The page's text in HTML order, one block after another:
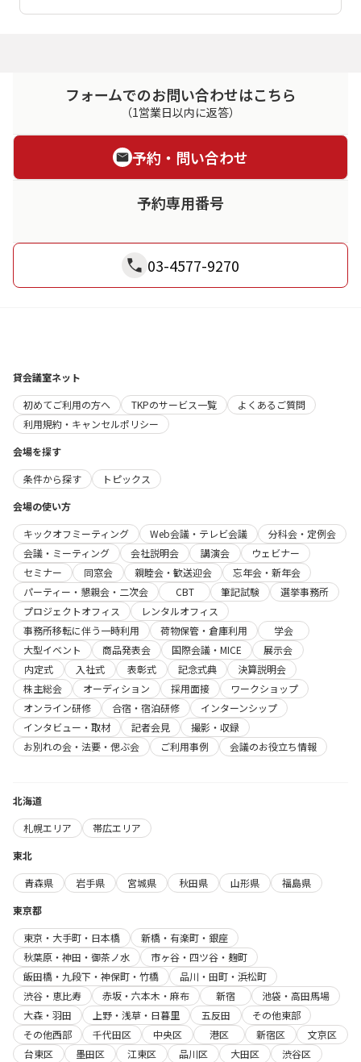
フォームでのお問い合わせはこちら
（1営業日以内に返答）
予約・問い合わせ
予約専用番号
03-4577-9270
貸会議室ネット
初めてご利用の方へ
TKPのサービス一覧
よくあるご質問
利用規約・キャンセルポリシー
会場を探す
条件から探す
トピックス
会場の使い方
キックオフミーティング
Web会議・テレビ会議
分科会・定例会
会議・ミーティング
会社説明会 講演会
ウェビナー
セミナー
同窓会 親睦会・歓送迎会
忘年会・新年会
パーティー・懇親会・二次会
CBT 筆記試験
選挙事務所
プロジェクトオフィス
レンタルオフィス
事務所移転に伴う一時利用
荷物保管・倉庫利用
学会
大型イベント
商品発表会 国際会議・MICE
展示会
内定式
入社式 表彰式 記念式典
決算説明会
株主総会
オーディション 採用面接
ワークショップ
オンライン研修
合宿・宿泊研修
インターンシップ
インタビュー・取材
記者会見
撮影・収録
お別れの会・法要・偲ぶ会
ご利用事例 会議のお役立ち情報
北海道
札幌エリア
帯広エリア
東北
青森県
岩手県 宮城県 秋田県 山形県
福島県
東京都
東京・大手町・日本橋
新橋・有楽町・銀座
秋葉原・神田・御茶ノ水
市ヶ谷・四ツ谷・麹町
飯田橋・九段下・神保町・竹橋
品川・田町・浜松町
渋谷・恵比寿
赤坂・六本木・麻布 新宿
池袋・高田馬場
大森・羽田
上野・浅草・日暮里 五反田
その他東部
その他西部
千代田区 中央区 港区 新宿区
文京区
台東区
墨田区 江東区 品川区 大田区
渋谷区